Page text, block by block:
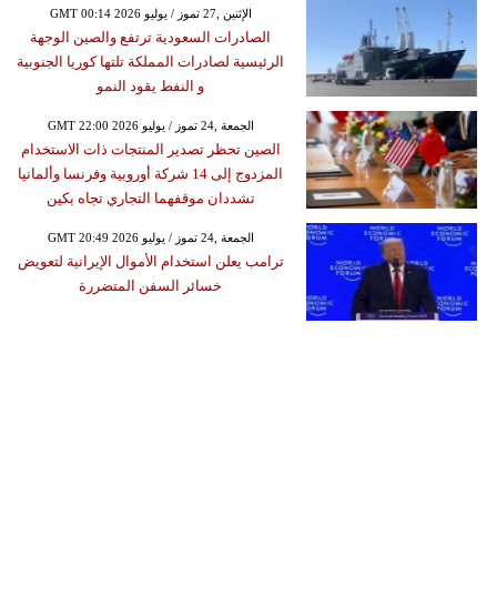
GMT 00:14 2026 الإثنين ,27 تموز / يوليو
الصادرات السعودية ترتفع والصين الوجهة
الرئيسية لصادرات المملكة تلتها كوريا الجنوبية
و النفط يقود النمو
GMT 22:00 2026 الجمعة ,24 تموز / يوليو
الصين تحظر تصدير المنتجات ذات الاستخدام
المزدوج إلى 14 شركة أوروبية وفرنسا وألمانيا
تشددان موقفهما التجاري تجاه بكين
GMT 20:49 2026 الجمعة ,24 تموز / يوليو
ترامب يعلن استخدام الأموال الإيرانية لتعويض
خسائر السفن المتضررة